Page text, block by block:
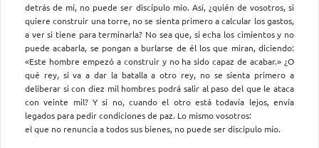
detrás de mí, no puede ser discípulo mío. Así, ¿quién de vosotros, si
quiere construir una torre, no se sienta primero a calcular los gastos,
a ver si tiene para terminarla? No sea que, si echa los cimientos y no
puede acabarla, se pongan a burlarse de él los que miran, diciendo:
«Este hombre empezó a construir y no ha sido capaz de acabar.» ¿O
qué rey, si va a dar la batalla a otro rey, no se sienta primero a
deliberar si con diez mil hombres podrá salir al paso del que le ataca
con veinte mil? Y si no, cuando el otro está todavía lejos, envía
legados para pedir condiciones de paz. Lo mismo vosotros:
el que no renuncia a todos sus bienes, no puede ser discípulo mío.